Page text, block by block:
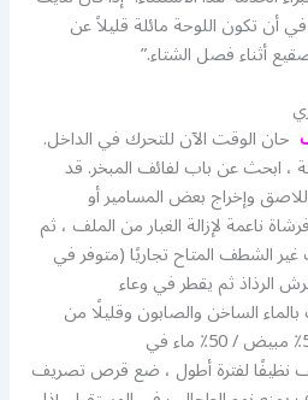
أن تكون اللوحة مائلة قليلاً عن
أثناء فصل الشتاء.”
حان الوقت الآن للتحرك في الداخل.
، ابحث عن باب لفائف المبخر. قد
وإخراج بعض المسامير أو
ناعمة لإزالة الغبار من الملف ، ثم
الشطف المتاح تجاريًا (متوفر في
الرذاذ ثم يقطر في وعاء
الساخن والصابون وقليلًا من
المبيض. ثم صب كوب من 50٪ مبيض / 50٪ ماء في
نظيفًا لفترة أطول ، ضع قرص تصريف